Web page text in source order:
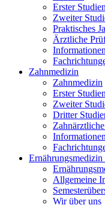
Erster
Zweiter
Praktisches
Ärztliche
Zahnmedizin
Zahnmedizin
Erster
Zweiter
Dritter
Allgemeine
Wir über uns